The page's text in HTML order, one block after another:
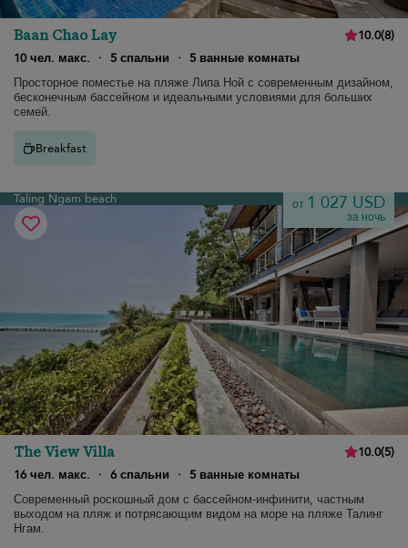
Baan Chao Lay 10.0(8)
10 чел. макс.
· 5 спальни ·
5 ванные комнаты
Просторное поместье на пляже Липа Ной с современным дизайном,
бесконечным бассейном и идеальными условиями для больших
семей.
Breakfast
Taling Ngam beach от 1 027 USD
за ночь
The View Villa 10.0(5)
16 чел. макс.
· 6 спальни ·
5 ванные комнаты
Современный роскошный дом с бассейном-инфинити, частным
выходом на пляж и потрясающим видом на море на пляже Талинг
Нгам.